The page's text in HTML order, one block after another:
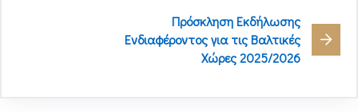
Πρόσκληση Εκδήλωσης
Ενδιαφέροντος για τις Βαλτικές
Χώρες 2025/2026